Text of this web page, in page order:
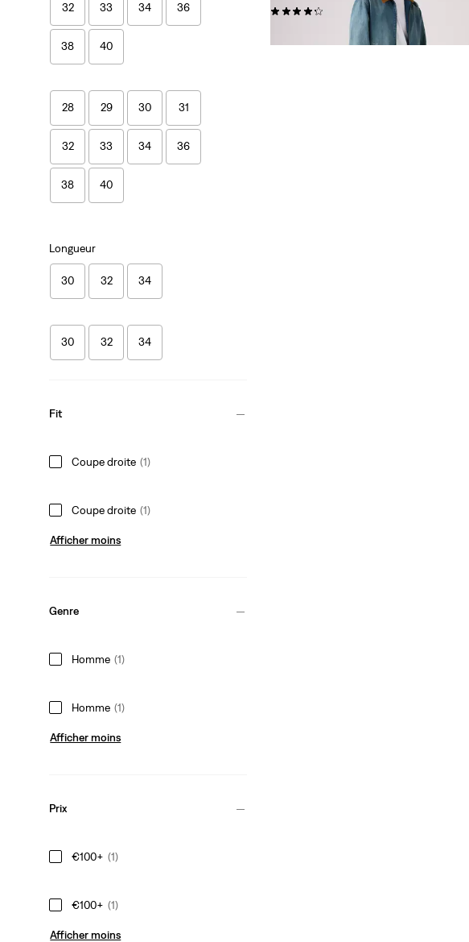
32 33 34 36
38 40
28 29 30 31
32 33 34 36
38 40
Longueur
30 32 34
30 32 34
Fit
Coupe droite (1)
Coupe droite (1)
Afficher moins
Genre
Homme (1)
Homme (1)
Afficher moins
Prix
€100+ (1)
€100+ (1)
Afficher moins
(9133)